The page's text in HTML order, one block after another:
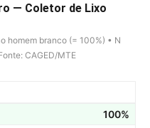
— Coletor de Lixo
homem branco (= 100%) • N
CAGED/MTE
100%